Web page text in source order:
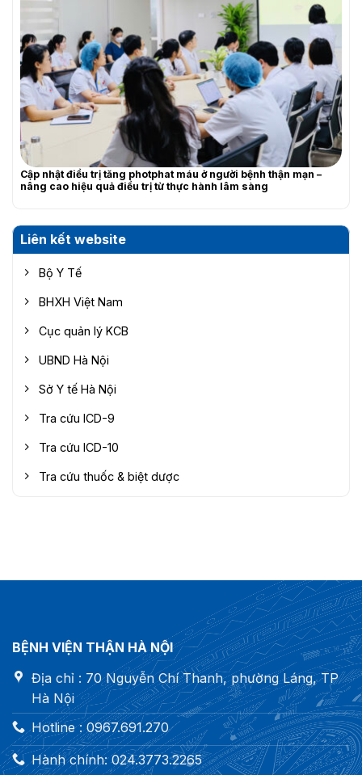
Cập nhật điều trị tăng photphat máu ở người bệnh thận mạn –
nâng cao hiệu quả điều trị từ thực hành lâm sàng
Liên kết website
Bộ Y Tế
BHXH Việt Nam
Cục quản lý KCB
UBND Hà Nội
Sở Y tế Hà Nội
Tra cứu ICD-9
Tra cứu ICD-10
Tra cứu thuốc & biệt dược
BỆNH VIỆN THẬN HÀ NỘI
Địa chỉ : 70 Nguyễn Chí Thanh, phường Láng, TP
Hà Nội
Hotline : 0967.691.270
Hành chính: 024.3773.2265